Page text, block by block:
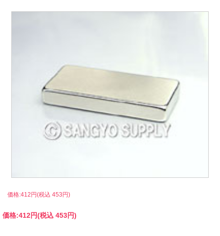
価格:412円(税込 453円)
価格:412円(税込 453円)